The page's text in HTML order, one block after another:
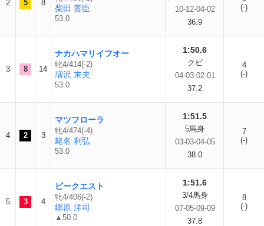
2 5 8
柴田 善臣
53.0
10-12-04-02
36.9
(-)
3 8 14
ナカハマリイフオー
牝4/414(-2)
増沢 末夫
53.0
1:50.6
クビ
04-03-02-01
37.2
4
(-)
4 2 3
マツフローラ
牝4/474(-4)
蛯名 利弘
53.0
1:51.5
5馬身
03-03-04-05
38.0
7
(-)
5 3 4
ビークエスト
牝4/406(-2)
郷原 洋司
▲50.0
1:51.6
3/4馬身
07-05-09-09
37.8
8
(-)